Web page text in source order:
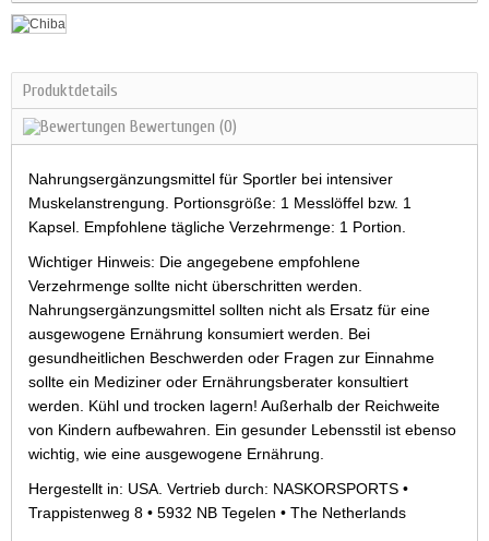
Produktdetails
Bewertungen (0)
Nahrungsergänzungsmittel für Sportler bei intensiver
Muskelanstrengung. Portionsgröße: 1 Messlöffel bzw. 1
Kapsel. Empfohlene tägliche Verzehrmenge: 1 Portion.
Wichtiger Hinweis: Die angegebene empfohlene
Verzehrmenge sollte nicht überschritten werden.
Nahrungsergänzungsmittel sollten nicht als Ersatz für eine
ausgewogene Ernährung konsumiert werden. Bei
gesundheitlichen Beschwerden oder Fragen zur Einnahme
sollte ein Mediziner oder Ernährungsberater konsultiert
werden. Kühl und trocken lagern! Außerhalb der Reichweite
von Kindern aufbewahren. Ein gesunder Lebensstil ist ebenso
wichtig, wie eine ausgewogene Ernährung.
Hergestellt in: USA. Vertrieb durch: NASKORSPORTS •
Trappistenweg 8 • 5932 NB Tegelen • The Netherlands